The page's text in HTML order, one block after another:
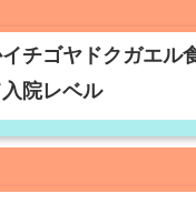
チゴヤドクガエル
院レベル